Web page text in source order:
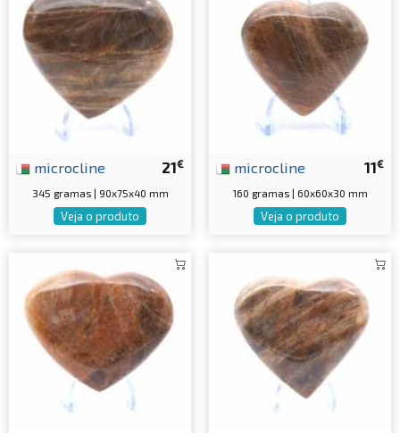
21€
microcline
345 gramas | 90x75x40 mm
Veja o produto
11€
microcline
160 gramas | 60x60x30 mm
Veja o produto